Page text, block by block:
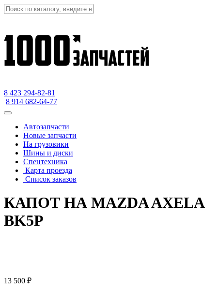
8 423 294-82-81
8 914 682-64-77
Автозапчасти
Новые запчасти
На грузовики
Шины и диски
Спецтехника
Карта проезда
Список заказов
КАПОТ НА MAZDA AXELA
BK5P
13 500 ₽